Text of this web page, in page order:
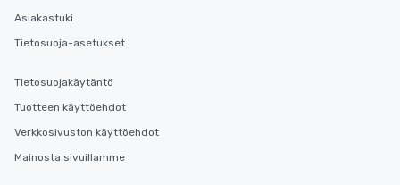
Asiakastuki
Tietosuoja-asetukset
Tietosuojakäytäntö
Tuotteen käyttöehdot
Verkkosivuston käyttöehdot
Mainosta sivuillamme